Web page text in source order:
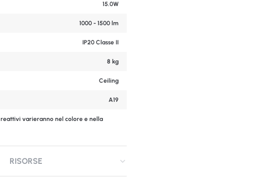
15.0W
1000 - 1500 lm
IP20 Classe II
8 kg
Ceiling
A19
varieranno nel colore e nella
RISORSE